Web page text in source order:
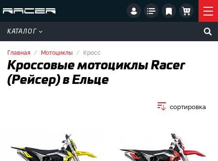
КАТАЛОГ
Главная Мотоциклы Кросс
Кроссовые мотоциклы Racer
(Рейсер) в Ельце
сортировка